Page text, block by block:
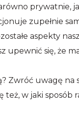
prywatnie,
zupełnie
aspekty
się, że
Zwróć uwagę na
w jaki sposób